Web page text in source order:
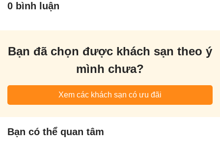
0 bình luận
Bạn đã chọn được khách sạn theo ý
mình chưa?
Xem các khách sạn có ưu đãi
Bạn có thể quan tâm